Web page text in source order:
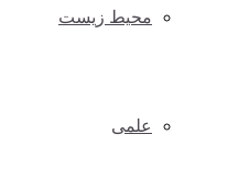
محیط زیست
علمی